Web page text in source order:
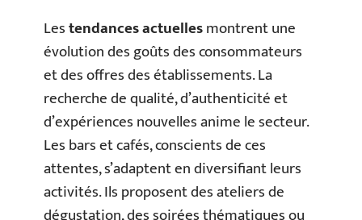
Lestendances actuellesmontrent une
évolution des goûts des consommateurs
et des offres des établissements. La
recherche de qualité, d’authenticité et
d’expériences nouvelles anime le secteur.
Les bars et cafés, conscients de ces
attentes, s’adaptent en diversifiant leurs
activités. Ils proposent des ateliers de